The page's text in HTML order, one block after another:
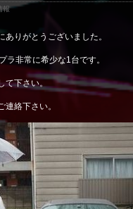
報
ありがとうございました。
ラ非常に希少な1台です。
て下さい。
連絡下さい。